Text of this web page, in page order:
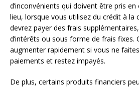
d’inconvénients qui doivent être pris
lieu, lorsque vous utilisez du crédit à la
devrez payer des frais
d’intérêts ou sous forme de frais fixes.
augmenter rapidement si vous ne
paiements et restez impayés.
De plus, certains produits financiers